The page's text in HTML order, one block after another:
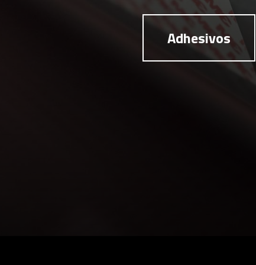
Adhesivos